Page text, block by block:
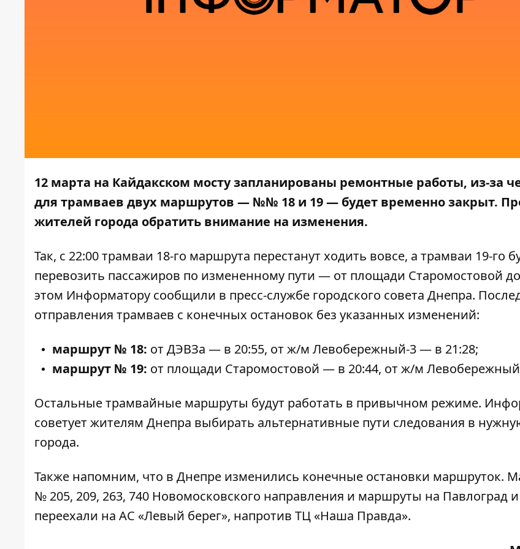
12 марта на Кайдакском мосту запланированы ремонтные работы, из-за
для трамваев двух маршрутов — №№ 18 и 19 — будет временно закрыт.
жителей города обратить внимание на изменения.
Так, с 22:00 трамваи 18-го маршрута перестанут ходить вовсе, а трамваи 19-го
перевозить пассажиров по измененному пути — от площади Старомостовой
этом Информатору сообщили в пресс-службе городского совета Днепра.
отправления трамваев с конечных остановок без указанных изменений:
маршрут № 18: от ДЭВЗа — в 20:55, от ж/м Левобережный-3 — в 21:28;
маршрут № 19: от площади Старомостовой — в 20:44, от ж/м
Остальные трамвайные маршруты будут работать в привычном режиме.
советует жителям Днепра выбирать альтернативные пути следования в
города.
Также напомним, что в Днепре изменились конечные остановки маршруток.
№ 205, 209, 263, 740 Новомосковского направления и маршруты на Павлоград
переехали на АС «Левый берег», напротив ТЦ «Наша Правда».